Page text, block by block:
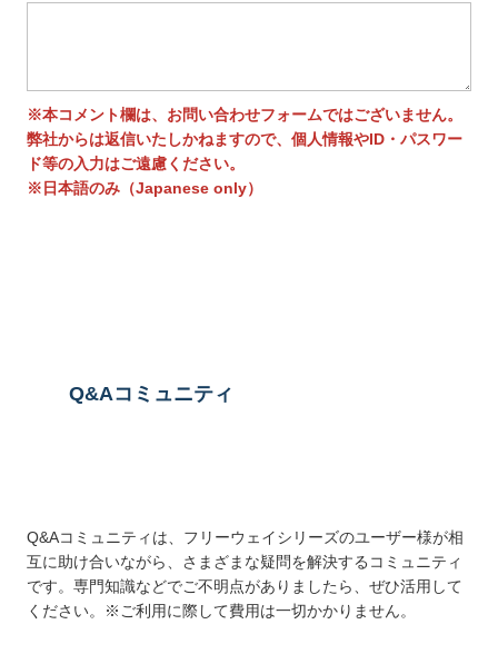
※本コメント欄は、お問い合わせフォームではございません。
弊社からは返信いたしかねますので、個人情報やID・パスワー
ド等の入力はご遠慮ください。
※日本語のみ（Japanese only）
Q&Aコミュニティ
Q&Aコミュニティは、フリーウェイシリーズのユーザー様が相
互に助け合いながら、さまざまな疑問を解決するコミュニティ
です。専門知識などでご不明点がありましたら、ぜひ活用して
ください。※ご利用に際して費用は一切かかりません。